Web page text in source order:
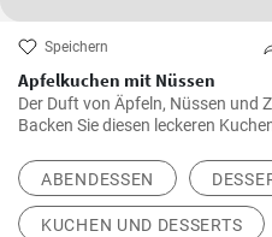
Speichern
Apfelkuchen mit Nüssen
Der Duft von Äpfeln, Nüssen und
Backen Sie diesen leckeren
ABENDESSEN
KUCHEN UND DESSERTS